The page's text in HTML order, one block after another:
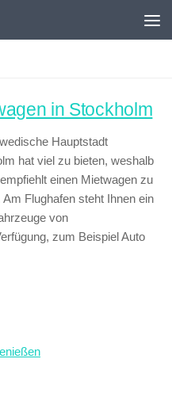
in Stockholm
Hauptstadt
hat viel zu bieten, weshalb
einen Mietwagen zu
Am Flughafen steht Ihnen ein
von
zum Beispiel Auto